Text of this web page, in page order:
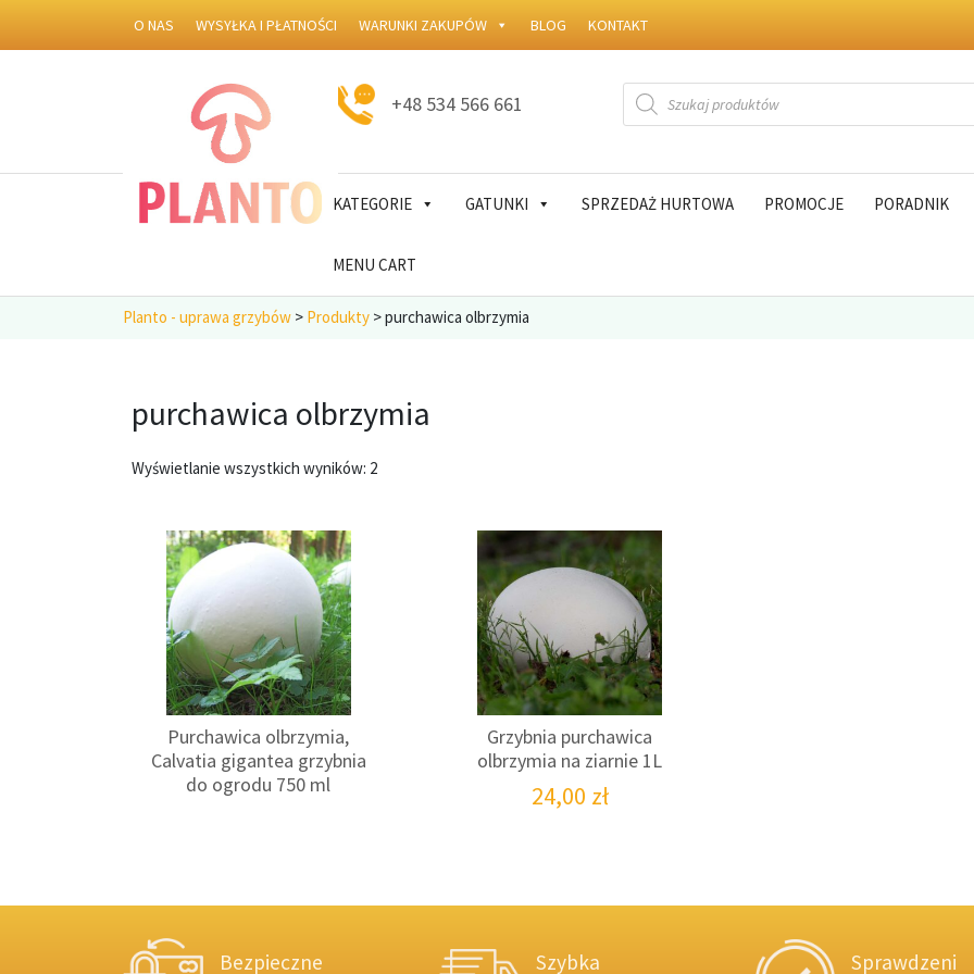
O NAS WYSYŁKA I PŁATNOŚCI WARUNKI ZAKUPÓW BLOG KONTAKT
+48 534 566 661
Wyszukiwarka
produktów
KATEGORIE GATUNKI SPRZEDAŻ HURTOWA PROMOCJE PORADNIK
MENU CART
Planto - uprawa grzybów > Produkty >purchawica olbrzymia
purchawica olbrzymia
Wyświetlanie wszystkich wyników: 2Posortowane
Purchawica olbrzymia,
Calvatia gigantea grzybnia
do ogrodu 750 ml
Grzybnia purchawica
olbrzymia na ziarnie 1L
24,00 zł
Bezpieczne Szybka Sprawdzeni